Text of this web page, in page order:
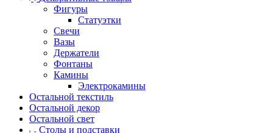
Фигуры
Статуэтки
Свечи
Вазы
Держатели
Фонтаны
Камины
Электрокамины
Остальной текстиль
Остальной декор
Остальной свет
Столы и подставки